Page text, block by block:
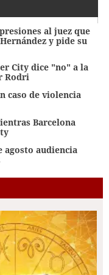
al juez que
y pide su
City dice "no" a la
Rodri
caso de violencia
Barcelona
agosto audiencia